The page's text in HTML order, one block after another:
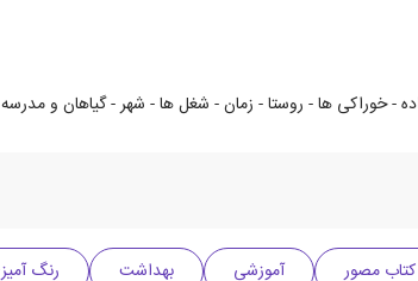
- خوراکی ها - روستا - زمان - شغل ها - شهر - گیاهان و
کتاب مصور آموزشی بهداشت رنگ